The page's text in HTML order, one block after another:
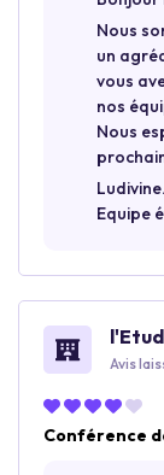
Nous
un
vous
nos
Nous
Ludivine.
Equipe
Avis
Conférence